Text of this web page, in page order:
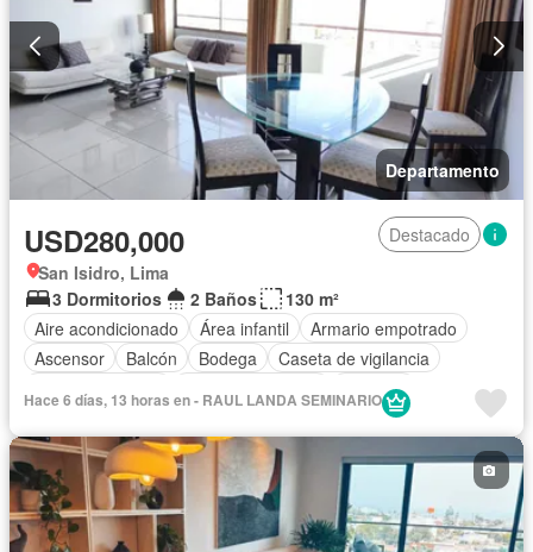
Departamento
USD280,000
Destacado
San Isidro, Lima
3 Dormitorios
2 Baños
130 m²
Aire acondicionado
Área infantil
Armario empotrado
Ascensor
Balcón Bodega
Caseta de vigilancia
Cochera
Vigilante
Sauna
Seguridad Vista panorámica
Hace 6 días, 13 horas en - RAUL LANDA SEMINARIO